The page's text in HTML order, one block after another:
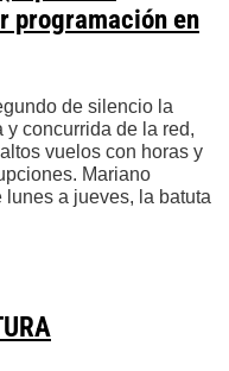
programación en
de silencio la
y concurrida de la red,
vuelos con horas y
Mariano
lunes a jueves, la batuta